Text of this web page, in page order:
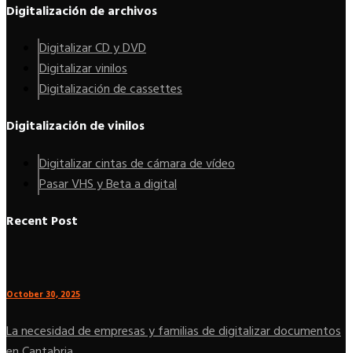
Digitalización de archivos
Digitalizar CD y DVD
Digitalizar vinilos
Digitalización de cassettes
Digitalización de vinilos
Digitalizar cintas de cámara de vídeo
Pasar VHS y Beta a digital
Recent Post
October 30, 2025
La necesidad de empresas y familias de digitalizar documentos